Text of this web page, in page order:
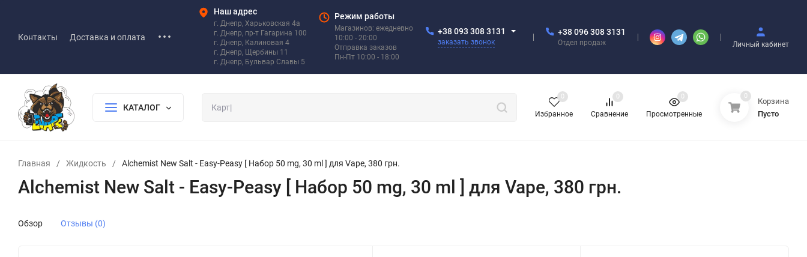
Контакты Доставка и оплата
Наш адрес
г. Днепр, Харьковская 4а
г. Днепр, пр-т Гагарина 100
г. Днепр, Калиновая 4
г. Днепр, Щербины 11
г. Днепр, Бульвар Славы 5
Режим работы
Магазинов: ежедневно
10:00 - 20:00
Отправка заказов
Пн-Пт 10:00 - 18:00
+38 093 308 3131
заказать звонок
+38 096 308 3131
Отдел продаж Личный кабинет
КАТАЛОГ
Избранное
0
Сравнение
0
Просмотренные
0 0
Корзина
Пусто
Главная / Жидкость / Alchemist New Salt - Easy-Peasy [ Набор 50 mg, 30 ml ] для Vape, 380 грн.
Alchemist New Salt - Easy-Peasy [ Набор 50 mg, 30 ml ] для Vape, 380 грн.
Обзор Отзывы (0)